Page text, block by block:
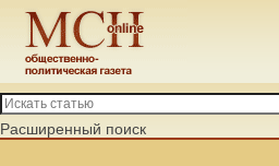
Расширенный поиск